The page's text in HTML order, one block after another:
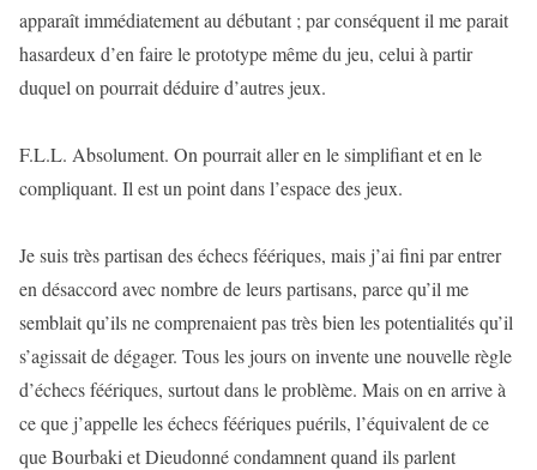
apparaît immédiatement au débutant ; par conséquent il me parait
hasardeux d’en faire le prototype même du jeu, celui à partir
duquel on pourrait déduire d’autres jeux.
F.L.L. Absolument. On pourrait aller en le simplifiant et en le
compliquant. Il est un point dans l’espace des jeux.
Je suis très partisan des échecs féériques, mais j’ai fini par entrer
en désaccord avec nombre de leurs partisans, parce qu’il me
semblait qu’ils ne comprenaient pas très bien les potentialités qu’il
s’agissait de dégager. Tous les jours on invente une nouvelle règle
d’échecs féériques, surtout dans le problème. Mais on en arrive à
ce que j’appelle les échecs féériques puérils, l’équivalent de ce
que Bourbaki et Dieudonné condamnent quand ils parlent